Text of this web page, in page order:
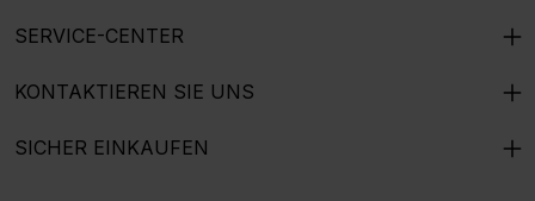
SERVICE-CENTER
KONTAKTIEREN SIE UNS
SICHER EINKAUFEN